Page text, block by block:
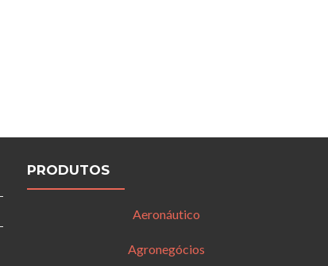
PRODUTOS
Aeronáutico
Agronegócios